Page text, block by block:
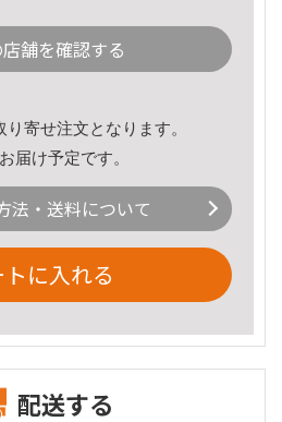
舗を確認する
寄せ注文となります。
届け予定です。
法・送料について
に入れる
配送する